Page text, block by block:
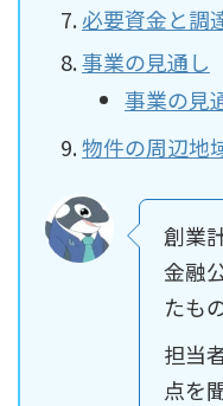
必要資金と調
事業の見通し
事業の見
物件の周辺地
創業
金融
たも
担当
点を